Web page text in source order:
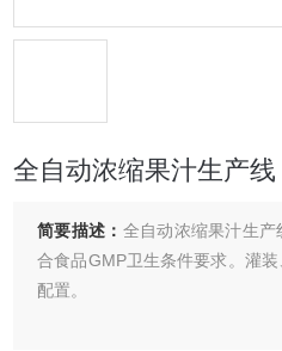
全自动浓缩果汁生产
简要描述： 全自动浓缩果汁生
合食品GMP卫生条件要求。灌
配置。